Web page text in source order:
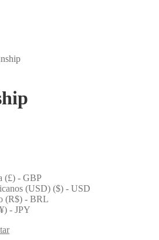
(£) - GBP
(USD) ($) - USD
(R$) - BRL
- JPY